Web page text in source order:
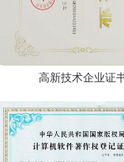
高新技术企业证